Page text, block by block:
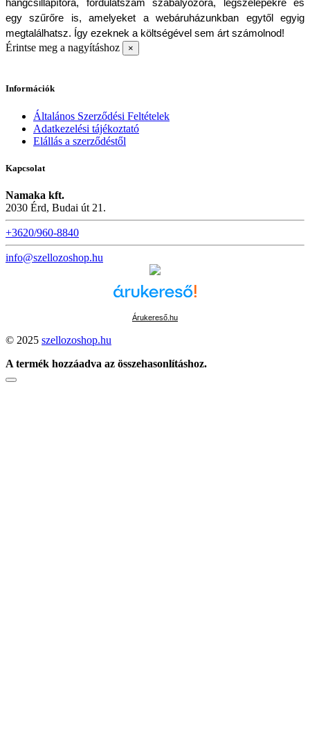
hangcsillapítóra, fordulatszám szabályozóra, légszelepekre és
egy szűrőre is, amelyeket a webáruházunkban egytől egyig
megtalálhatsz. Így ezeknek a költségével sem árt számolnod!
Érintse meg a nagyításhoz ×
Információk
Általános Szerződési Feltételek
Adatkezelési tájékoztató
Elállás a szerződéstől
Kapcsolat
Namaka kft.
2030 Érd, Budai út 21.
+3620/960-8840
info@szellozoshop.hu
Árukereső.hu
© 2025 szellozoshop.hu
A termék hozzáadva az összehasonlításhoz.